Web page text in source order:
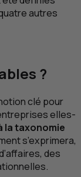
autres
?
clé pour
elles-
la taxonomie
s’exprimera,
des